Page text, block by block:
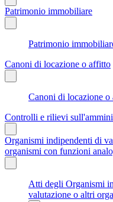
Patrimonio immobiliare
Patrimonio
Canoni di locazione o affitto
Canoni di locazione o
Controlli e rilievi
Organismi indipendenti di
organismi con funzioni
Atti degli Organismi
valutazione o altri